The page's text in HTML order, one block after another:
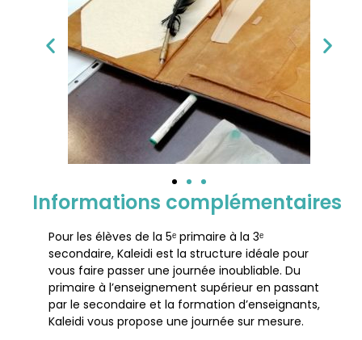
Informations complémentaires
Pour les élèves de la 5ᵉ primaire à la 3ᵉ
secondaire, Kaleidi est la structure idéale pour
vous faire passer une journée inoubliable. Du
primaire à l’enseignement supérieur en passant
par le secondaire et la formation d’enseignants,
Kaleidi vous propose une journée sur mesure.